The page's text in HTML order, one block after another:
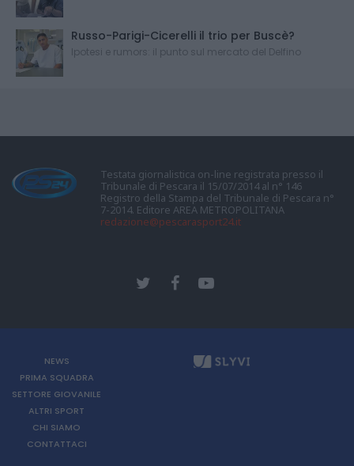
Russo-Parigi-Cicerelli il trio per Buscè?
Ipotesi e rumors: il punto sul mercato del Delfino
Testata giornalistica on-line registrata presso il
Tribunale di Pescara il 15/07/2014 al n° 146
Registro della Stampa del Tribunale di Pescara n°
7-2014. Editore AREA METROPOLITANA
redazione@pescarasport24.it
NEWS
PRIMA SQUADRA
SETTORE GIOVANILE
ALTRI SPORT
CHI SIAMO
CONTATTACI